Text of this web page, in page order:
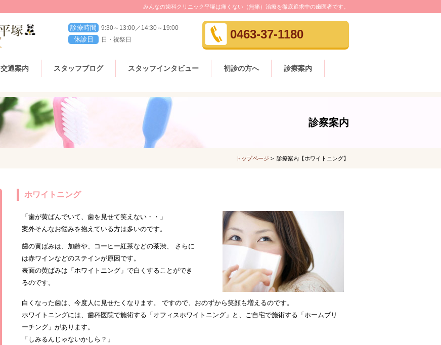
みんなの歯科クリニック平塚は痛くない（無痛）治療を徹底追求中の歯医者です。
0463-37-1180
診療時間 9:30～13:00／14:30～19:00
休診日 日・祝祭日
交通案内 スタッフブログ スタッフインタビュー 初診の方へ 診療案内
診察案内
トップページ > 診療案内【ホワイトニング】
ホワイトニング
「歯が黄ばんでいて、歯を見せて笑えない・・」
案外そんなお悩みを抱えている方は多いのです。
歯の黄ばみは、加齢や、コーヒー紅茶などの茶渋、 さらに
は赤ワインなどのステインが原因です。
表面の黄ばみは「ホワイトニング」で白くすることができ
るのです。
白くなった歯は、今度人に見せたくなります。 ですので、おのずから笑顔も増えるのです。
ホワイトニングには、歯科医院で施術する「オフィスホワイトニング」と、ご自宅で施術する「ホームブリ
ーチング」があります。
「しみるんじゃないかしら？」